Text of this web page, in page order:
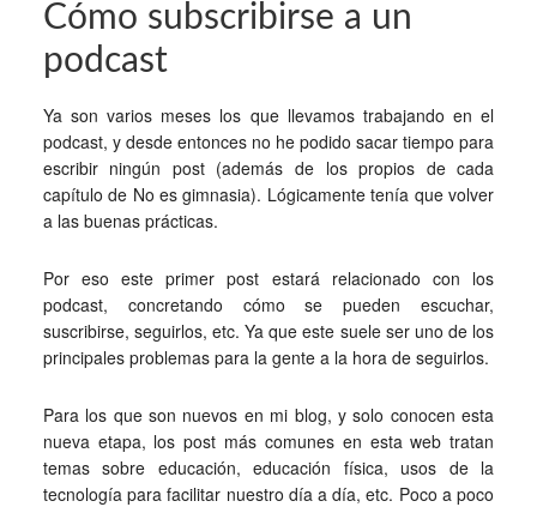
Cómo subscribirse a un
podcast
Ya son varios meses los que llevamos trabajando en el
podcast, y desde entonces no he podido sacar tiempo para
escribir ningún post (además de los propios de cada
capítulo de No es gimnasia). Lógicamente tenía que volver
a las buenas prácticas.
Por eso este primer post estará relacionado con los
podcast, concretando cómo se pueden escuchar,
suscribirse, seguirlos, etc. Ya que este suele ser uno de los
principales problemas para la gente a la hora de seguirlos.
Para los que son nuevos en mi blog, y solo conocen esta
nueva etapa, los post más comunes en esta web tratan
temas sobre educación, educación física, usos de la
tecnología para facilitar nuestro día a día, etc. Poco a poco